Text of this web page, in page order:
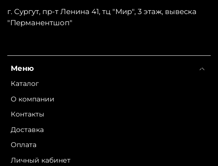
Меню
Каталог
О компании
Контакты
Доставка
Оплата
Личный кабинет
г. Сургут, пр-т Ленина 41, тц "Мир", 3 этаж, вывеска
"Перманентшоп"